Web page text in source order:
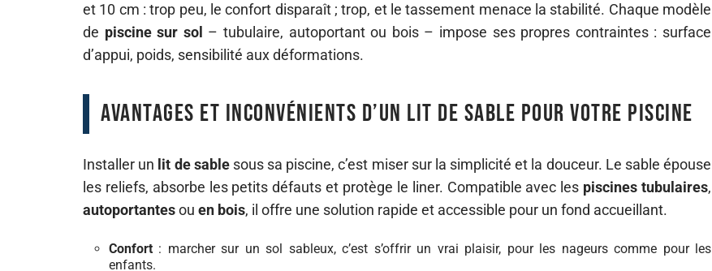
et 10 cm : trop peu, le confort disparaît ; trop, et le tassement menace la stabilité. Chaque modèle
de piscine sur sol – tubulaire, autoportant ou bois – impose ses propres contraintes : surface
d’appui, poids, sensibilité aux déformations.
Avantages et inconvénients d’un lit de sable pour votre piscine
Installer un lit de sablesous sa piscine, c’est miser sur la simplicité et la douceur. Le sable épouse
les reliefs, absorbe les petits défauts et protège le liner. Compatible avec les piscines tubulaires,
autoportantesou en bois, il offre une solution rapide et accessible pour un fond accueillant.
Confort : marcher sur un sol sableux, c’est s’offrir un vrai plaisir, pour les nageurs comme pour les
enfants.